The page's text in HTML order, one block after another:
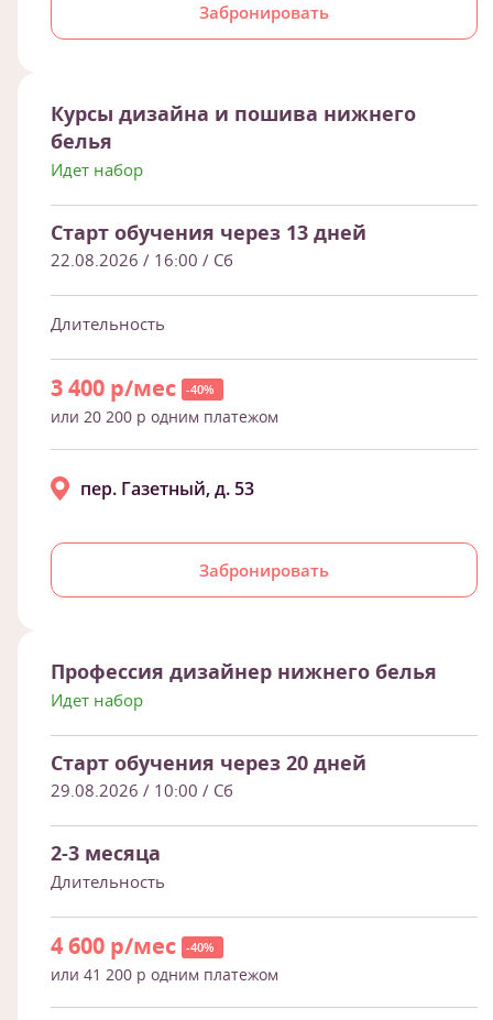
Забронировать
Курсы дизайна и пошива нижнего
белья
Идет набор
Старт обучения через 13 дней
22.08.2026 / 16:00 / Сб
Длительность
3 400 р/мес -40%
или 20 200 р одним платежом
Забронировать
пер. Газетный, д. 53
Профессия дизайнер нижнего белья
Идет набор
Старт обучения через 20 дней
29.08.2026 / 10:00 / Сб
2-3 месяца
Длительность
4 600 р/мес -40%
или 41 200 р одним платежом